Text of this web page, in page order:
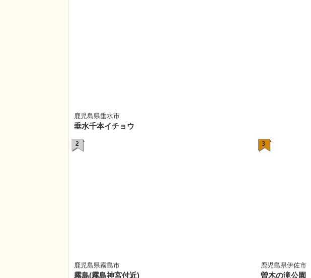
鹿児島県垂水市
垂水千本イチョウ
2
鹿児島県霧島市
霧島(霧島神宮付近)
3
鹿児島県伊佐市
曽木の滝公園